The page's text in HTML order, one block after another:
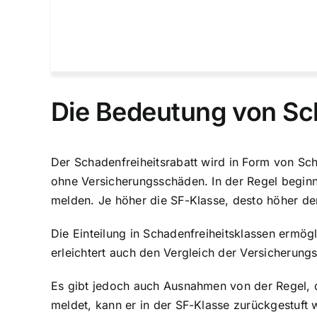
Die Bedeutung von
Der Schadenfreiheitsrabatt wird in Form von
ohne Versicherungsschäden. In der Regel
melden. Je höher die SF-Klasse, desto höher
Die Einteilung in Schadenfreiheitsklassen
erleichtert auch den Vergleich der
Es gibt jedoch auch Ausnahmen von der
meldet, kann er in der SF-Klasse